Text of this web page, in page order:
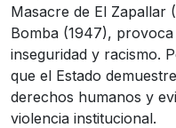
Masacre de El Zapallar
Bomba (1947),
inseguridad y racismo.
que el Estado
derechos humanos y
violencia institucional.